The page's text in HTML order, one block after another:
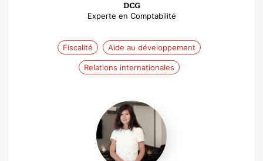
DCG
Experte en Comptabilité
Fiscalité Aide au développement
Relations internationales
Stéphanie
Le
Beuze